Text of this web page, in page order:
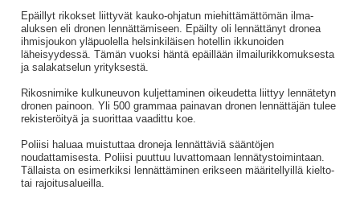
Epäillyt rikokset liittyvät kauko-ohjatun miehittämättömän ilma-
aluksen eli dronen lennättämiseen. Epäilty oli lennättänyt dronea
ihmisjoukon yläpuolella helsinkiläisen hotellin ikkunoiden
läheisyydessä. Tämän vuoksi häntä epäillään ilmailurikkomuksesta
ja salakatselun yrityksestä.
Rikosnimike kulkuneuvon kuljettaminen oikeudetta liittyy lennätetyn
dronen painoon. Yli 500 grammaa painavan dronen lennättäjän tulee
rekisteröityä ja suorittaa vaadittu koe.
Poliisi haluaa muistuttaa droneja lennättäviä sääntöjen
noudattamisesta. Poliisi puuttuu luvattomaan lennätystoimintaan.
Tällaista on esimerkiksi lennättäminen erikseen määritellyillä kielto-
tai rajoitusalueilla.